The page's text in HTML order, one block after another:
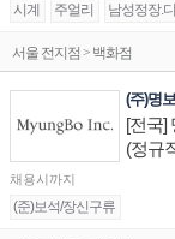
시계 주얼리 남성정장.
서울 전지점 > 백화점
(주)명
[전국]
(정규
채용시까지
(준)보석/장신구류